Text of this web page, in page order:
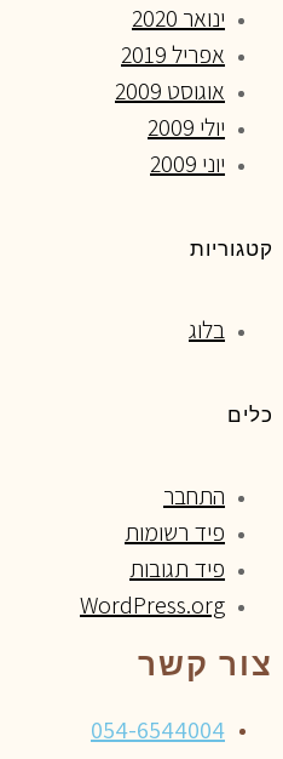
ינואר 2020
אפריל 2019
אוגוסט 2009
יולי 2009
יוני 2009
קטגוריות
בלוג
כלים
התחבר
פיד רשומות
פיד תגובות
WordPress.org
צור קשר
054-6544004